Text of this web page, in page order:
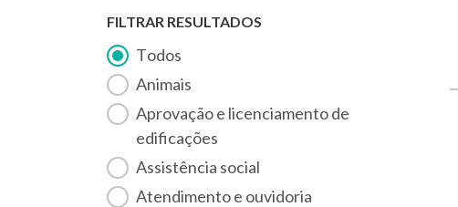
FILTRAR RESULTADOS
Todos
Animais
Aprovação e licenciamento de
edificações
Assistência social
Atendimento e ouvidoria